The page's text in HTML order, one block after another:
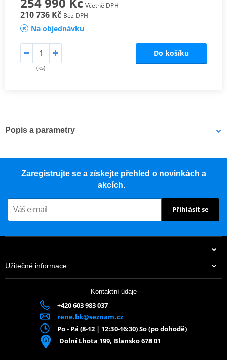
Včetně DPH
210 736 Kč Bez DPH
Na objednávku
(ks)
Do košíku
Popis a parametry
Výkonný motor V-Twin
Vyzkoušejte sílu motoru V-twin o objemu 997 cm3 s válci
umístěnými pod úhlem 80°. Zažijte nepřekonatelný výkon a
Pokročilý systém LED osvětlení
Kotoučové brzdy J.JUAN s ABS
Zaregistrujte se a získejte přehled o novinkách a
akcích.
Přihlásit se
Užitečné informace
Kontaktní údaje
+420 603 983 037
rene.bk@seznam.cz
Po - Pá (8-12 | 12:30-16:30) So (po dohodě)
Dolní Lhota 199, Blansko 678 01